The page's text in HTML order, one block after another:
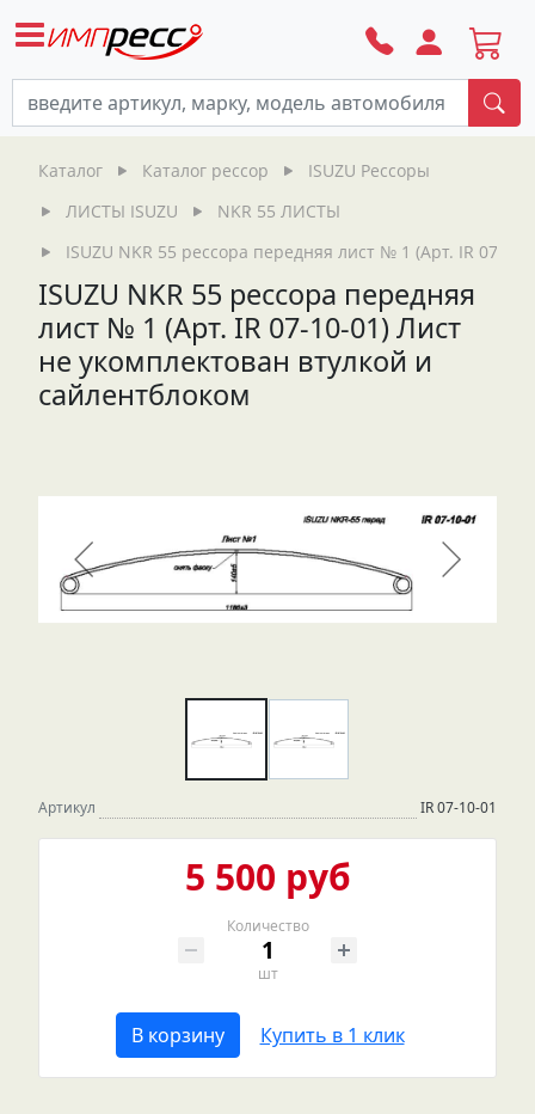
Каталог Каталог рессор
ISUZU Рессоры
ЛИСТЫ ISUZU
NKR 55 ЛИСТЫ
ISUZU NKR 55 рессора передняя лист № 1 (Арт. IR 07-
ISUZU NKR 55 рессора передняя
лист № 1 (Арт. IR 07-10-01) Лист
не укомплектован втулкой и
сайлентблоком
Артикул IR 07-10-01
5 500 руб
Количество
шт
В корзину Купить в 1 клик